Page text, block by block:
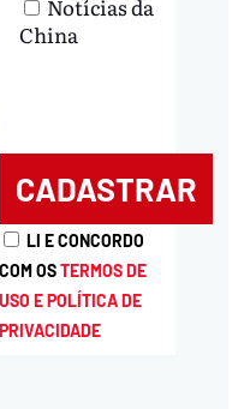
Notícias da
China
LI E CONCORDO
COM OSTERMOS DE
USO E POLÍTICA DE
PRIVACIDADE